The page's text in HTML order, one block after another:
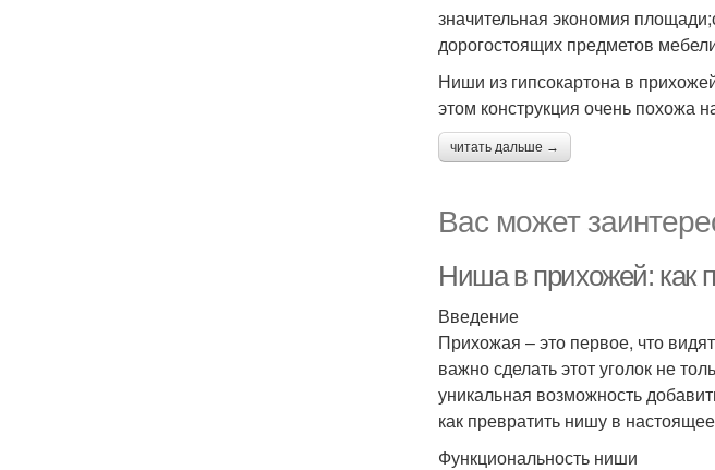
значительная экономия
дорогостоящих предметов
Ниши из гипсокартона в
этом конструкция очень похожа
читать дальше →
Вас может
Ниша в прихожей: как
Введение
Прихожая – это первое, что
важно сделать этот уголок не
уникальная возможность
как превратить нишу в
Функциональность ниши